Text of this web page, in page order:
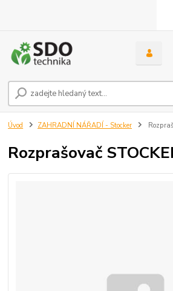
Úvod ZAHRADNÍ NÁŘADÍ - Stocker
Rozprašovač